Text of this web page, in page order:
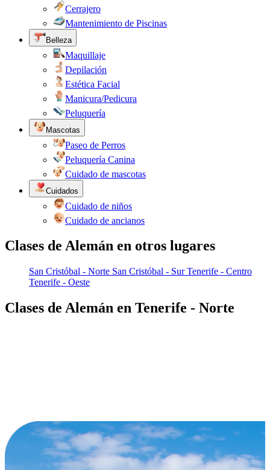
Cerrajero
Mantenimiento de Piscinas
Belleza
Maquillaje
Depilación
Estética Facial
Manicura/Pedicura
Peluquería
Mascotas
Paseo de Perros
Peluquería Canina
Cuidado de mascotas
Cuidados
Cuidado de niños
Cuidado de ancianos
Clases de Alemán en otros lugares
San Cristóbal - Norte San Cristóbal - Sur Tenerife - Centro
Tenerife - Oeste
Clases de Alemán en Tenerife - Norte